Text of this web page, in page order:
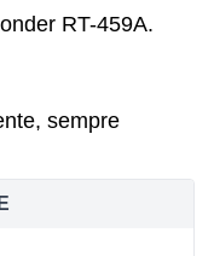
RT-459A.
sempre